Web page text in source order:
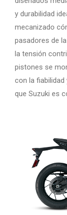
y durabilidad
mecanizado
pasadores de
la tensión
pistones se
con la
que Suzuki es